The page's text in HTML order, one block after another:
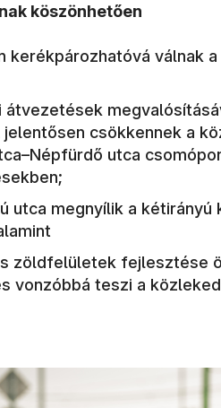
köszönhetően
kerékpározhatóvá válnak
átvezetések
csökkennek a
utca
utca megnyílik a
zöldfelületek fejlesztése
vonzóbbá teszi a